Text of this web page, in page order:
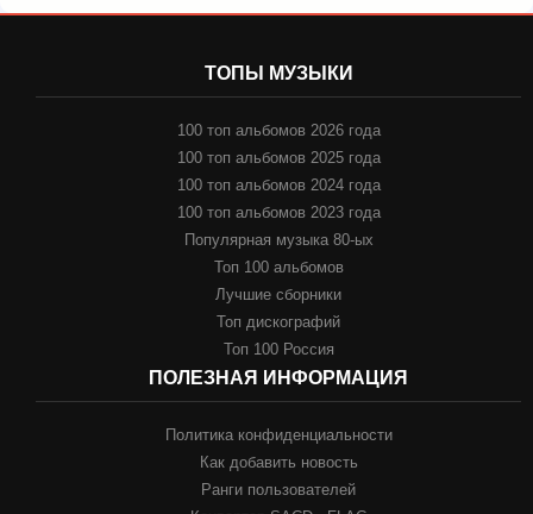
ТОПЫ МУЗЫКИ
100 топ альбомов 2026 года
100 топ альбомов 2025 года
100 топ альбомов 2024 года
100 топ альбомов 2023 года
Популярная музыка 80-ых
Топ 100 альбомов
Лучшие сборники
Топ дискографий
Топ 100 Россия
ПОЛЕЗНАЯ ИНФОРМАЦИЯ
Политика конфиденциальности
Как добавить новость
Ранги пользователей